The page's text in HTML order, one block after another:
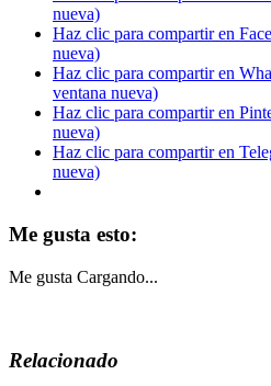
nueva)
Haz clic para compartir en
nueva)
Haz clic para compartir en
ventana nueva)
Haz clic para compartir en
nueva)
Haz clic para compartir en
nueva)
Me gusta esto:
Me gusta Cargando...
Relacionado